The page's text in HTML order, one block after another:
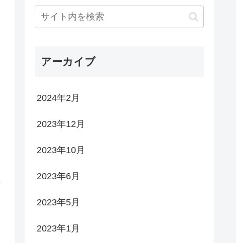
アーカイブ
2024年2月
2023年12月
2023年10月
2023年6月
2023年5月
2023年1月